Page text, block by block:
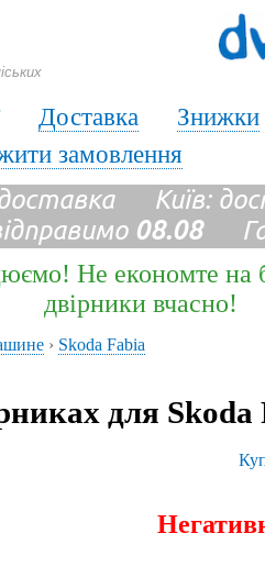
Доставка
Знижки
замовлення
Київ:
08.08
Не економте на
двірники вчасно!
› Skoda Fabia
для Skoda